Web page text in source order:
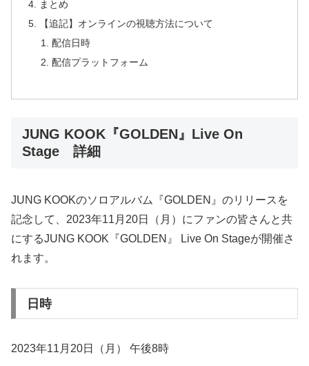
まとめ
【追記】オンラインの視聴方法について
配信日時
配信プラットフォーム
JUNG KOOK『GOLDEN』Live On
Stage 詳細
JUNG KOOKのソロアルバム『GOLDEN』のリリースを
記念して、2023年11月20日（月）にファンの皆さんと共
にするJUNG KOOK『GOLDEN』 Live On Stageが開催さ
れます。
日時
2023年11月20日（月） 午後8時